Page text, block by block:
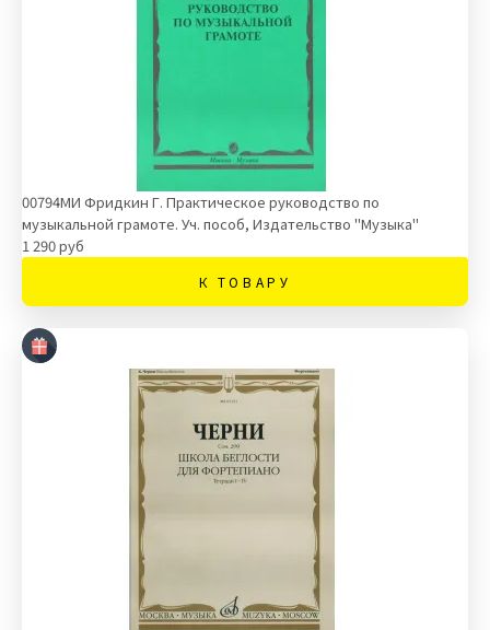
00794МИ Фридкин Г. Практическое руководство по
музыкальной грамоте. Уч. пособ, Издательство "Музыка"
1 290 руб
К ТОВАРУ